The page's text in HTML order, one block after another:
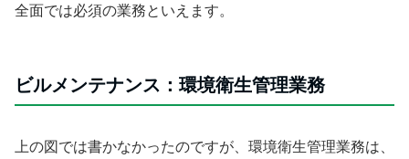
全面では必須の業務といえます。
ビルメンテナンス：環境衛生管理業務
上の図では書かなかったのですが、環境衛生管理業務は、